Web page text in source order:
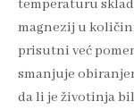
temperaturu
magnezij u
prisutni već
smanjuje
da li je životinja